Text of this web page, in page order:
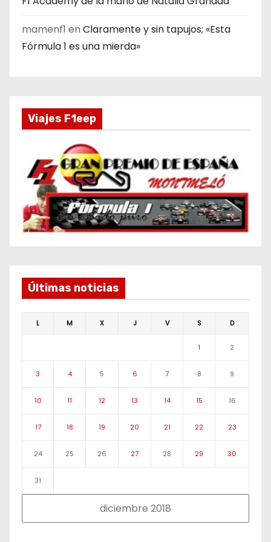
mamenf1 en Claramente y sin tapujos; «Esta
Fórmula 1 es una mierda»
Viajes F1eep
Últimas noticias
diciembre 2018
L M X J V S D
1 2
3 4 5 6 7 8 9
10 11 12 13 14 15 16
17 18 19 20 21 22 23
24 25 26 27 28 29 30
31